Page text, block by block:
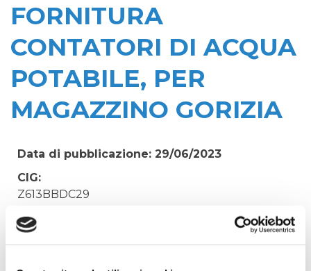
FORNITURA
CONTATORI DI ACQUA
POTABILE, PER
MAGAZZINO GORIZIA
Data di pubblicazione: 29/06/2023
CIG:
Z613BBDC29
Struttura proponente:
Irisacqua srl P.I./C.F. 01070220312. - Ufficio